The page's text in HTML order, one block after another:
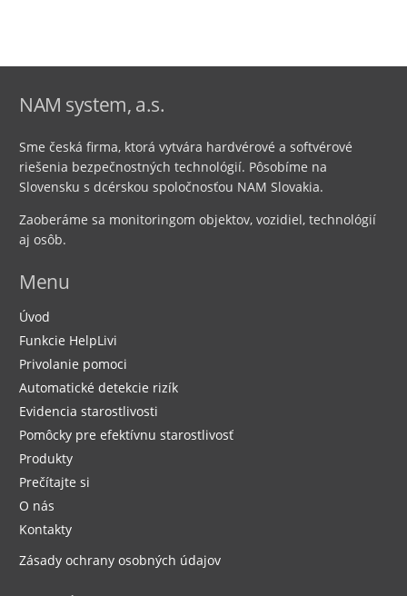
NAM system, a.s.
Sme česká firma, ktorá vytvára hardvérové ​​a softvérové ​​
riešenia bezpečnostných technológií. Pôsobíme na
Slovensku s dcérskou spoločnosťou NAM Slovakia.
Zaoberáme sa monitoringom objektov, vozidiel, technológií
aj osôb.
Menu
Úvod
Funkcie HelpLivi
Privolanie pomoci
Automatické detekcie rizík
Evidencia starostlivosti
Pomôcky pre efektívnu starostlivosť
Produkty
Prečítajte si
O nás
Kontakty
Zásady ochrany osobných údajov